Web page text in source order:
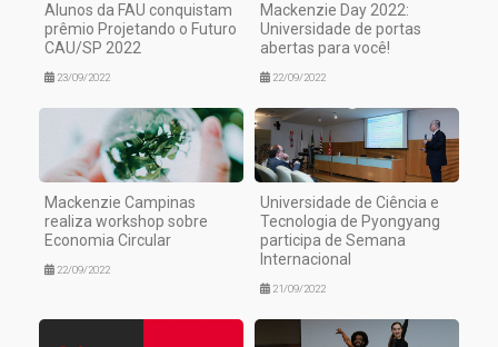
Alunos da FAU conquistam
prêmio Projetando o Futuro
CAU/SP 2022
23/09/2022
Mackenzie Day 2022:
Universidade de portas
abertas para você!
22/09/2022
Mackenzie Campinas
realiza workshop sobre
Economia Circular
22/09/2022
Universidade de Ciência e
Tecnologia de Pyongyang
participa de Semana
Internacional
21/09/2022